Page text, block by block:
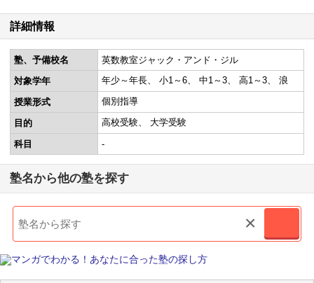
詳細情報
塾、予備校名
英数教室ジャック・アンド・ジル
対象学年
年少～年長 小1～6 中1～3 高1～3 浪
授業形式 個別指導
目的 高校受験 大学受験
科目 -
塾名から他の塾を探す
×